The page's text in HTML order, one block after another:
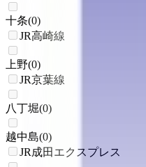
十条(0)
JR高崎線
上野(0)
JR京葉線
八丁堀(0)
越中島(0)
JR成田エクスプレス